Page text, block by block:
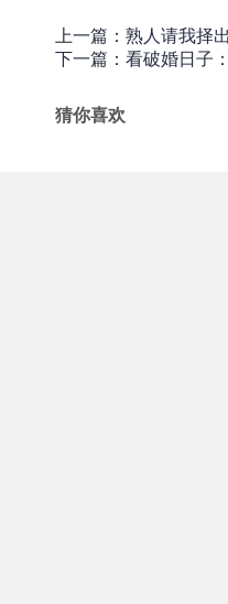
上一篇：熟人请我择
下一篇：看破婚日子
猜你喜欢